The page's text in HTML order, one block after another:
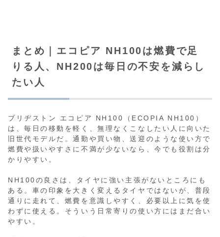
まとめ｜エコピア NH100は燃費で足
りる人、NH200は毎日の不安を減らし
たい人
ブリヂストン エコピア NH100（ECOPIA NH100）
は、毎日の移動を軽く、無理なくこなしたい人に向いた
旧世代モデルだ。通勤や買い物、送迎のような使い方で
燃費や扱いやすさに不満が少ないなら、今でも役割は分
かりやすい。
NH100の良さは、タイヤに強い主張がないところにも
ある。車の印象を大きく変えるタイヤではないが、普段
通りに走れて、燃費を意識しやすく、必要以上に気を使
わずに使える。そういう日常寄りの使い方にはまだ合い
やすい。